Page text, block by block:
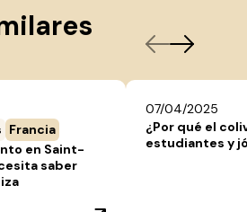
Francia
en Saint-
saber
07/04/2025
¿Por qué el
estudiantes y